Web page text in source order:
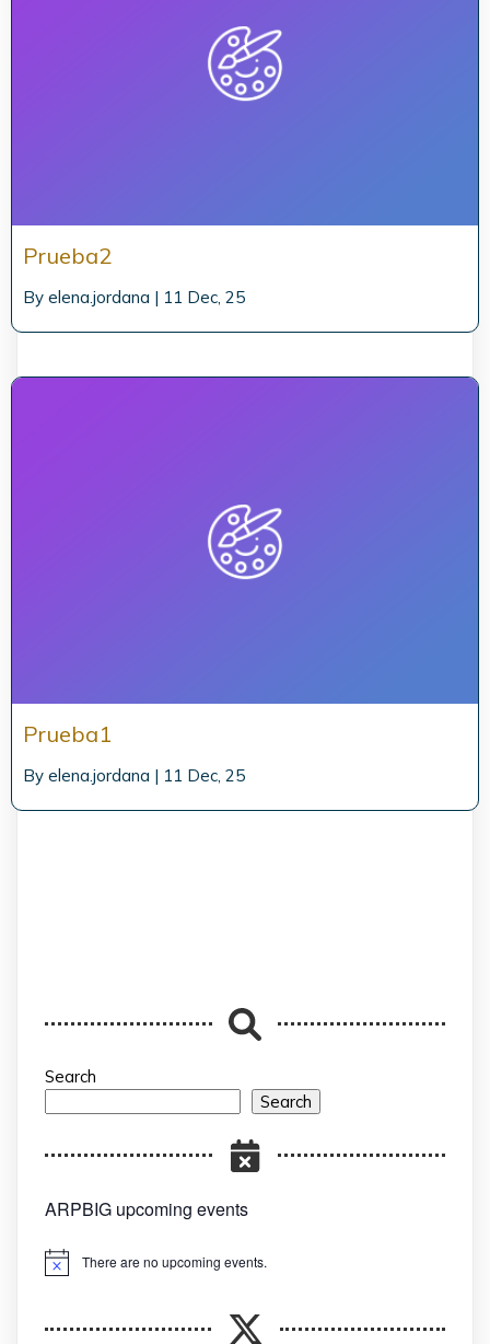
Prueba2
By elena.jordana | 11 Dec, 25
Prueba1
By elena.jordana | 11 Dec, 25
Search
Search
ARPBIG upcoming events
Notice There are no upcoming events.